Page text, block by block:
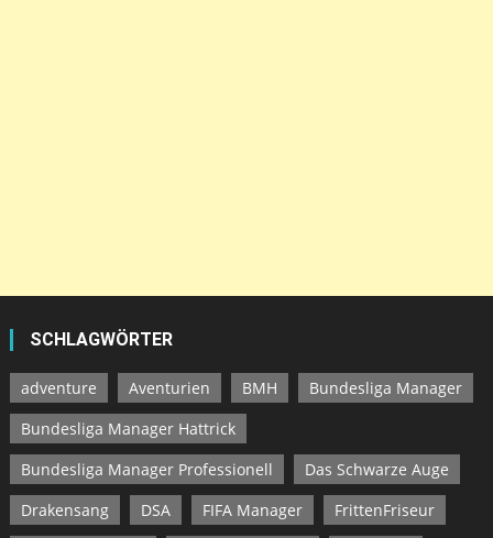
SCHLAGWÖRTER
adventure Aventurien BMH
Bundesliga Manager
Bundesliga Manager Hattrick
Bundesliga Manager Professionell
Das Schwarze Auge
Drakensang
DSA FIFA Manager
FrittenFriseur